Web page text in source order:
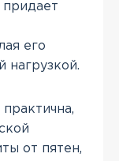
его
нагрузкой.
от пятен,